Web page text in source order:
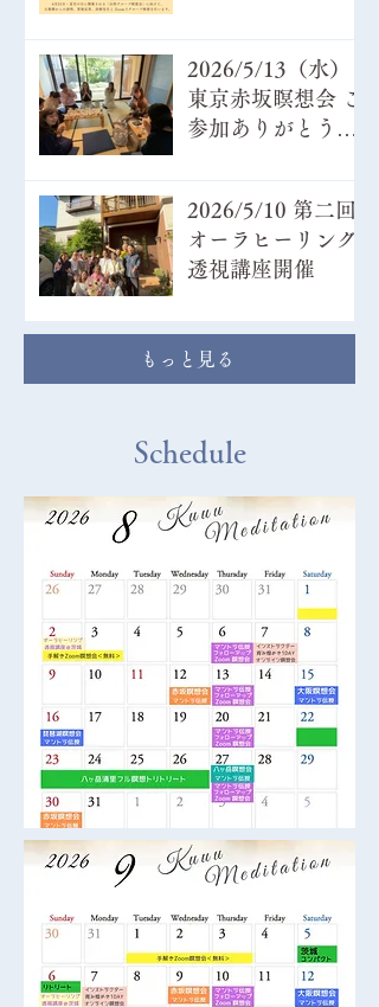
ン瞑想会開催
2026/5/13（水）
東京赤坂瞑想会 ご
参加ありがとうご
2026/5/10 第二回
オーラヒーリング
透視講座開催
もっと見る
Schedule